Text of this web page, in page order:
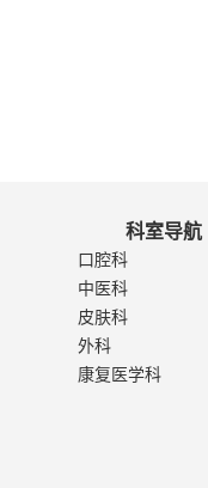
科室导航
口腔科
中医科
皮肤科
外科
康复医学科